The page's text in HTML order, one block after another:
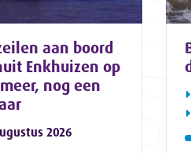
aan boord
Enkhuizen op
nog een
2026